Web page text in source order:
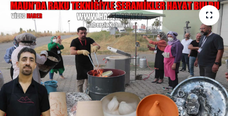
Siyaset
Teknoloji
Kültür Sanat
Muş
Hasköy